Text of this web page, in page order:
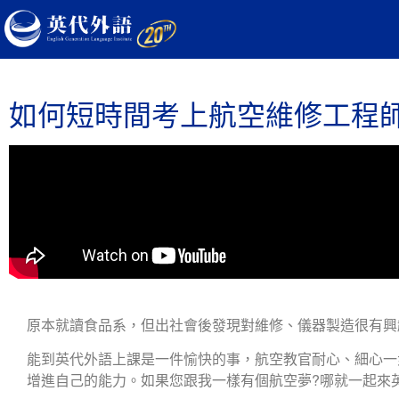
如何短時間考上航空維修工程
原本就讀食品系，但出社會後發現對維修、儀器製造很有
能到英代外語上課是一件愉快的事，航空教官耐心、細心
增進自己的能力。如果您跟我一樣有個航空夢?哪就一起來